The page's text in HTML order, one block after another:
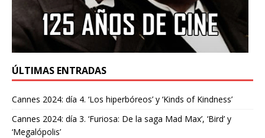
ÚLTIMAS ENTRADAS
Cannes 2024: día 4. ‘Los hiperbóreos’ y ‘Kinds of Kindness’
Cannes 2024: día 3. ‘Furiosa: De la saga Mad Max’, ‘Bird’ y
‘Megalópolis’